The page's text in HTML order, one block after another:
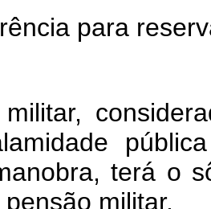
para
terá o
militar.